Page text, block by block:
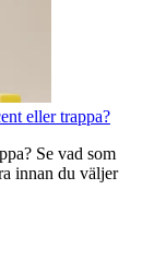
eller trappa?
Se vad som
innan du väljer